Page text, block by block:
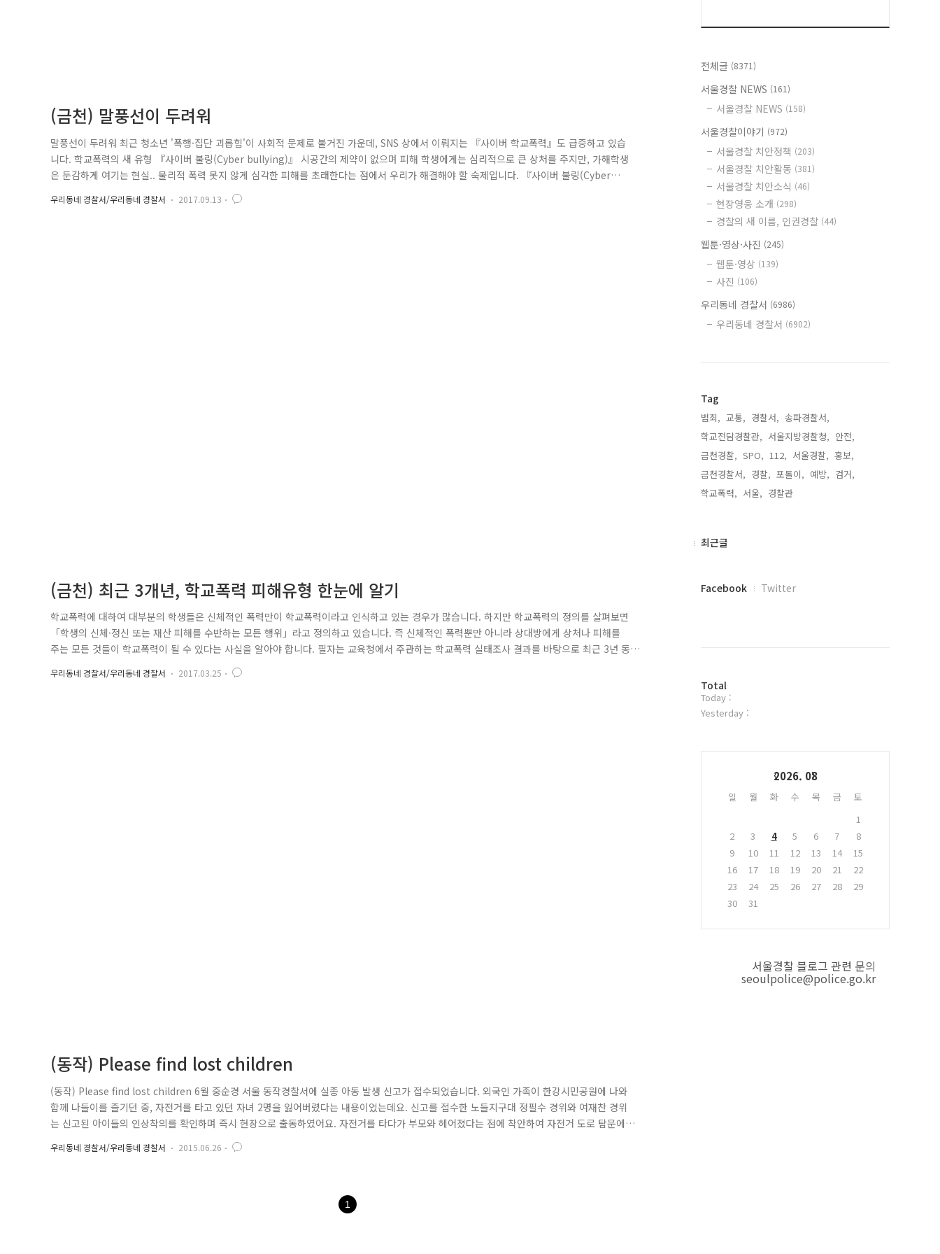
(금천) 말풍선이 두려워
말풍선이 두려워 최근 청소년 '폭행·집단 괴롭힘'이 사회적 문제로 불거진 가운데, SNS 상에서 이뤄지는 『사이버 학교폭력』도 급증하고 있습
니다. 학교폭력의 새 유형 『사이버 불링(Cyber bullying)』 시공간의 제약이 없으며 피해 학생에게는 심리적으로 큰 상처를 주지만, 가해학생
은 둔감하게 여기는 현실.. 물리적 폭력 못지 않게 심각한 피해를 초래한다는 점에서 우리가 해결해야 할 숙제입니다. 『사이버 불링(Cyber
bullying)』의 유형에는 친구를 흉보는 글을 페이스북에 올리는 '페따' 피해 학생에게 집단으로 욕설하는 '떼카' 단톡방에서 나간 피해 학생을 계
속해서 초대하여 괴롭히는 '카톡 감옥' 단톡방에 피해 학생만 남겨두고 모두 퇴장하는 '방폭' 등이 대표적입니다. SNS가 발달하면서 '..
우리동네 경찰서/우리동네 경찰서 2017.09.13
(금천) 최근 3개년, 학교폭력 피해유형 한눈에 알기
학교폭력에 대하여 대부분의 학생들은 신체적인 폭력만이 학교폭력이라고 인식하고 있는 경우가 많습니다. 하지만 학교폭력의 정의를 살펴보면
「학생의 신체·정신 또는 재산 피해를 수반하는 모든 행위」라고 정의하고 있습니다. 즉 신체적인 폭력뿐만 아니라 상대방에게 상처나 피해를
주는 모든 것들이 학교폭력이 될 수 있다는 사실을 알아야 합니다. 필자는 교육청에서 주관하는 학교폭력 실태조사 결과를 바탕으로 최근 3년 동
안 학교폭력 피해 유형별로 정리해보았습니다. 교육청은, 년 상반기와 하반기, 두 차례에 걸쳐 학교폭력 실태조사를 하고 있습니다. 학교폭력 실
태조사는, 학교와 교육청에서 학교폭력 예방 대책을 수립하고 대응 방안을 모색하기 위하여 초등학교 4학년부터 고등학교 3학년까지 학생들을
우리동네 경찰서/우리동네 경찰서 2017.03.25
(동작) Please find lost children
(동작) Please find lost children 6월 중순경 서울 동작경찰서에 실종 아동 발생 신고가 접수되었습니다. 외국인 가족이 한강시민공원에 나와
함께 나들이를 즐기던 중, 자전거를 타고 있던 자녀 2명을 잃어버렸다는 내용이었는데요. 신고를 접수한 노들지구대 정필수 경위와 여재찬 경위
는 신고된 아이들의 인상착의를 확인하며 즉시 현장으로 출동하였어요. 자전거를 타다가 부모와 헤어졌다는 점에 착안하여 자전거 도로 탐문에
나서기로 하였습니다. 한국말을 전혀 하지 못하는 자녀들이었기에 날이 더욱 어두워지기 전에 한시라도 빨리 찾아야만 했습니다. 하지만 한없이
길게 이어진 한강시민공원 자전거 도로에서 빠르게 달리는 자전거 인파 속에서 두 아이를 찾기는 쉽지 않았습니다. 그렇게 아이들을 찾아 나선
우리동네 경찰서/우리동네 경찰서 2015.06.26
1
전체글 (8371)
서울경찰 NEWS (161)
서울경찰 NEWS (158)
서울경찰이야기 (972)
서울경찰 치안정책 (203)
서울경찰 치안활동 (381)
서울경찰 치안소식 (46)
현장영웅 소개 (298)
경찰의 새 이름, 인권경찰 (44)
웹툰·영상·사진 (245)
웹툰·영상 (139)
사진 (106)
우리동네 경찰서 (6986)
우리동네 경찰서 (6902)
Tag
범죄, 교통, 경찰서, 송파경찰서,
학교전담경찰관, 서울지방경찰청, 안전,
금천경찰, SPO, 112, 서울경찰, 홍보,
금천경찰서, 경찰, 포돌이, 예방, 검거,
학교폭력, 서울, 경찰관,
최
최근글
페
플
러
그
Facebook Twitter
방
문
자
Total
Today :
Yesterday :
2026. 08
일 월 화 수 목 금
토
1
2
3 4 5 6 7
8
9
10 11 12 13 14
15
16
17 18 19 20 21
22
23
24 25 26 27 28
29
30
31
서울경찰 블로그 관련 문의
seoulpolice@police.go.kr